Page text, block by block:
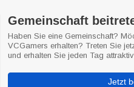
Gemeinschaft
Haben Sie eine Gemeinschaft?
VCGamers erhalten? Treten Sie
und erhalten Sie jeden Tag
Jetzt